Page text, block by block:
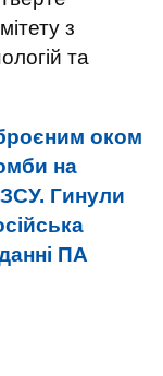
з
та
оком
на
Гинули
ПА